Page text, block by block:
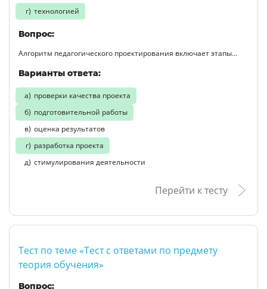
технологией
Вопрос:
Алгоритм педагогического проектирования включает этапы…
Варианты ответа:
проверки качества проекта
подготовительной работы
оценка результатов
разработка проекта
стимулирования деятельности
Перейти к тесту
Тест по теме «Тест с ответами по предмету
теория обучения»
Вопрос: